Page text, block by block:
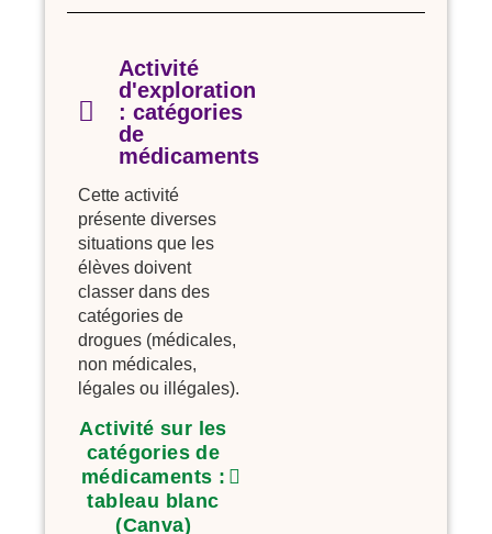
Activité
d'exploration
: catégories
de
médicaments
Cette activité
présente diverses
situations que les
élèves doivent
classer dans des
catégories de
drogues (médicales,
non médicales,
légales ou illégales).
Activité sur les
catégories de
médicaments :
tableau blanc
(Canva)